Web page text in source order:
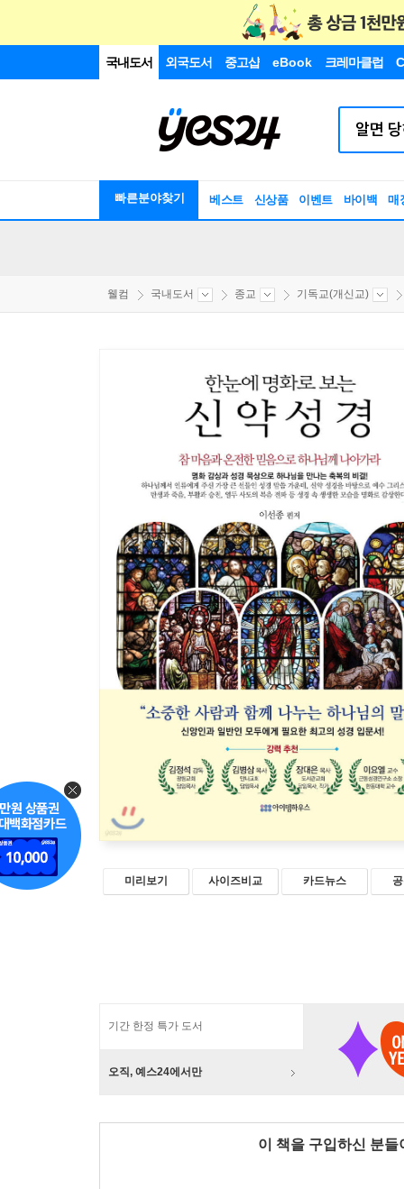
국내도서 외국도서 중고샵 eBook 크레마클럽
빠른분야찾기 베스트 신상품 이벤트 바이백 매
웰컴 국내도서 종교 기독교(개신교)
미리보기 사이즈비교 카드뉴스
기간 한정 특가 도서
오직, 예스24에서만
이 책을 구입하신 분